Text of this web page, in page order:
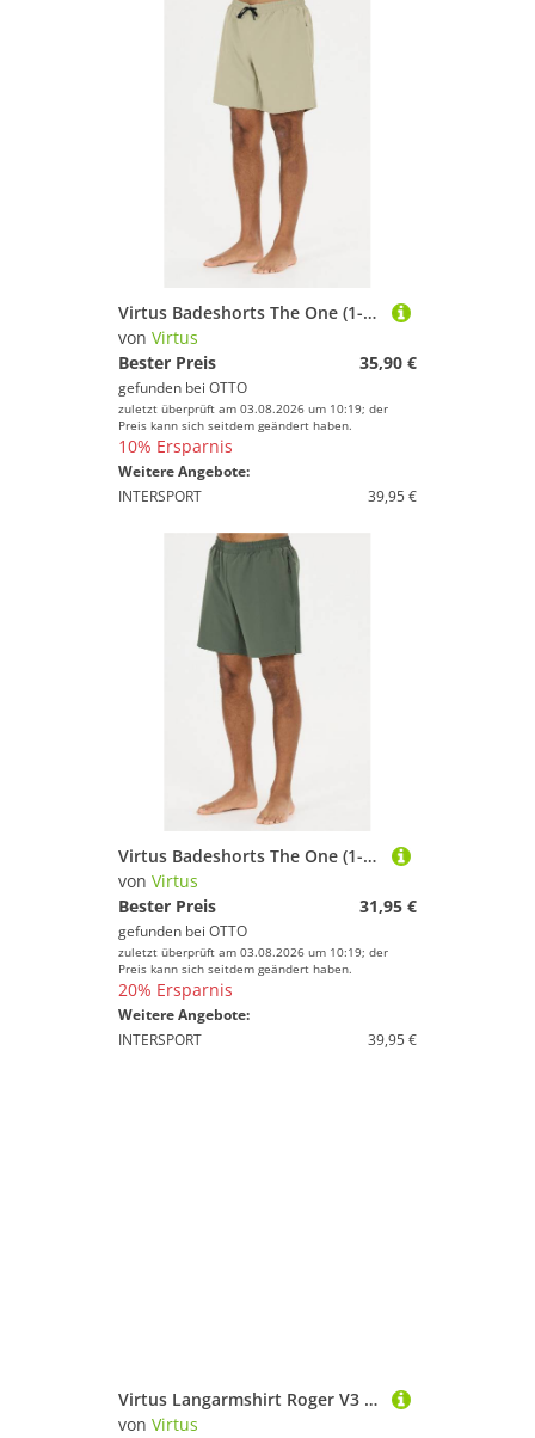
Virtus Badeshorts The One (1-St) atmungsaktiv
von Virtus
Bester Preis
35,90 €
gefunden bei OTTO
zuletzt überprüft am 03.08.2026 um 10:19; der
Preis kann sich seitdem geändert haben.
10% Ersparnis
Weitere Angebote:
INTERSPORT
39,95 €
Virtus Badeshorts The One (1-St) atmungsaktiv
von Virtus
Bester Preis
31,95 €
gefunden bei OTTO
zuletzt überprüft am 03.08.2026 um 10:19; der
Preis kann sich seitdem geändert haben.
20% Ersparnis
Weitere Angebote:
INTERSPORT
39,95 €
Virtus Langarmshirt Roger V3 atmungsaktiv
von Virtus